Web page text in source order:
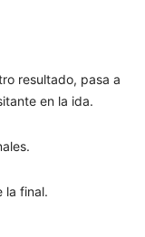
resultado, pasa a
en la ida.
la final.